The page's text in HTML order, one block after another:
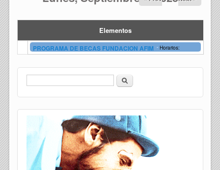
Elementos
PROGRAMA DE BECAS FUNDACION AFIM - Horarios:
Formulario de búsqueda
Buscar